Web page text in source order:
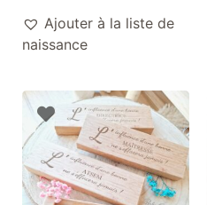
Ajouter à la liste de
naissance